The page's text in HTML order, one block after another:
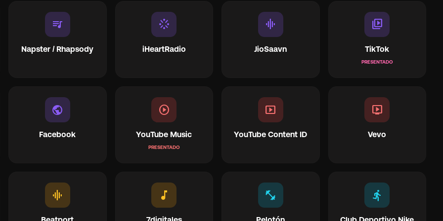
queue_music
Napster / Rhapsody
stream
iHeartRadio
graphic_eq
JioSaavn
video_library
TikTok
PRESENTADO
public
Facebook
play_circle
YouTube Music
PRESENTADO
smart_display
YouTube Content ID
live_tv
Vevo
graphic_eq music_note fitness_center directions_run